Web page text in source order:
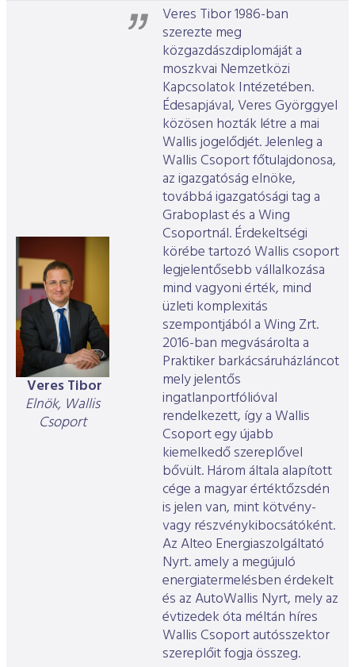
Veres Tibor
Elnök, Wallis
Csoport
Veres Tibor 1986-ban
szerezte meg
közgazdászdiplomáját a
moszkvai Nemzetközi
Kapcsolatok Intézetében.
Édesapjával, Veres Györggyel
közösen hozták létre a mai
Wallis jogelődjét. Jelenleg a
Wallis Csoport főtulajdonosa,
az igazgatóság elnöke,
továbbá igazgatósági tag a
Graboplast és a Wing
Csoportnál. Érdekeltségi
körébe tartozó Wallis csoport
legjelentősebb vállalkozása
mind vagyoni érték, mind
üzleti komplexitás
szempontjából a Wing Zrt.
2016-ban megvásárolta a
Praktiker barkácsáruházláncot
mely jelentős
ingatlanportfólióval
rendelkezett, így a Wallis
Csoport egy újabb
kiemelkedő szereplővel
bővült. Három általa alapított
cége a magyar értéktőzsdén
is jelen van, mint kötvény-
vagy részvénykibocsátóként.
Az Alteo Energiaszolgáltató
Nyrt. amely a megújuló
energiatermelésben érdekelt
és az AutoWallis Nyrt, mely az
évtizedek óta méltán híres
Wallis Csoport autósszektor
szereplőit fogja összeg.